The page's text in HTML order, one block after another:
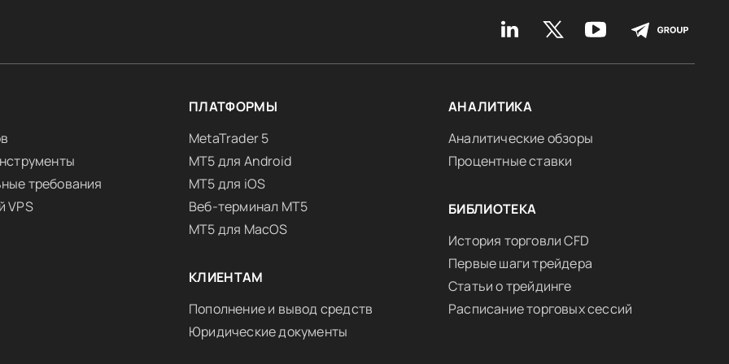
требования
VPS
ПЛАТФОРМЫ
MetaTrader 5
MT5 для Android
MT5 для iOS
Веб-терминал MT5
MT5 для MacOS
КЛИЕНТАМ
Пополнение и вывод средств
Юридические документы
АНАЛИТИКА
Аналитические обзоры
Процентные ставки
БИБЛИОТЕКА
История торговли CFD
Первые шаги трейдера
Статьи о трейдинге
Расписание торговых сессий